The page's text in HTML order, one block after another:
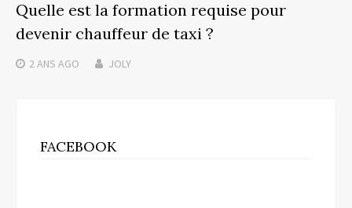
Quelle est la formation requise pour
devenir chauffeur de taxi ?
2 ANS AGO JOLY
FACEBOOK